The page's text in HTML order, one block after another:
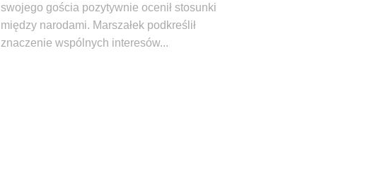
swojego gościa pozytywnie ocenił stosunki
między narodami. Marszałek podkreślił
znaczenie wspólnych interesów...